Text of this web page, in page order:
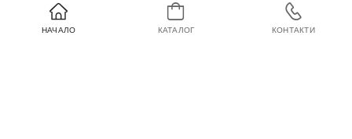
НАЧАЛО КАТАЛОГ КОНТАКТИ